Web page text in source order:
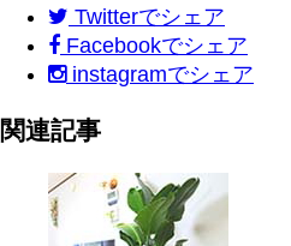
Twitterでシェア
Facebookでシェア
instagramでシェア
関連記事